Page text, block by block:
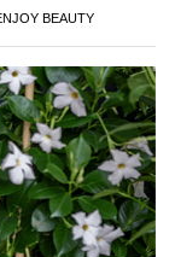
BEAUTY